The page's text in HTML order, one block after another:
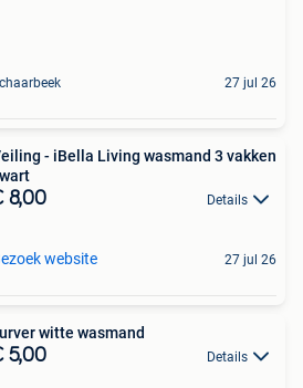
27 jul 26
- iBella Living wasmand 3 vakken
8,00 Details
website 27 jul 26
witte wasmand
5,00 Details